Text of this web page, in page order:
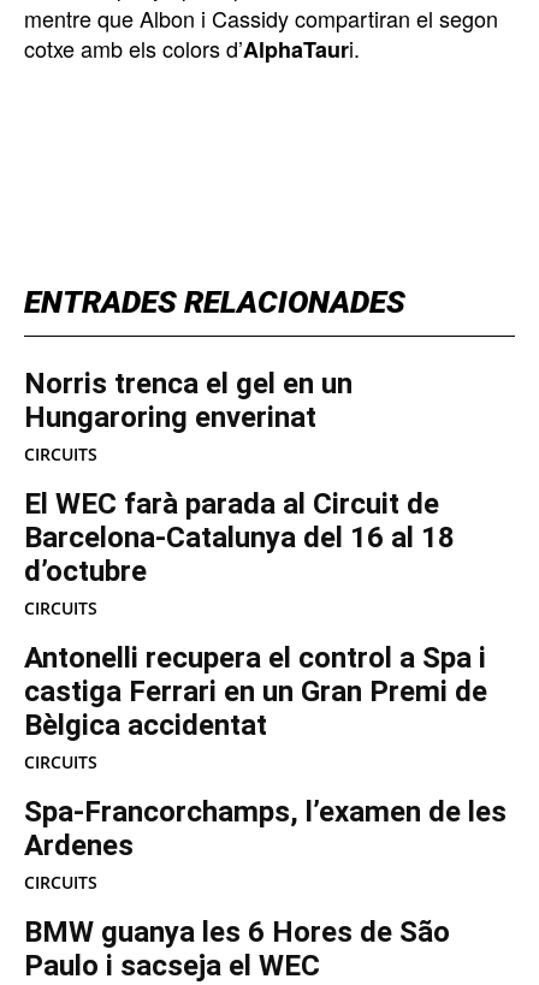
ENTRADES RELACIONADES
Norris trenca el gel en un
Hungaroring enverinat
CIRCUITS
El WEC farà parada al Circuit de
Barcelona-Catalunya del 16 al 18
d’octubre
CIRCUITS
Antonelli recupera el control a Spa i
castiga Ferrari en un Gran Premi de
Bèlgica accidentat
CIRCUITS
Spa-Francorchamps, l’examen de les
Ardenes
CIRCUITS
BMW guanya les 6 Hores de São
Paulo i sacseja el WEC
mentre que Albon i Cassidy compartiran el segon
cotxe amb els colors d’AlphaTauri.